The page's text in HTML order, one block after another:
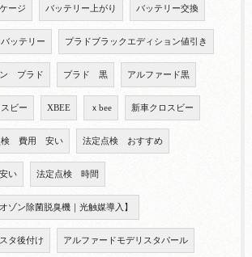
ージ バッテリー上がり バッテリー交換
バッテリー プラドブラックエディション値引き
ン プラド プラド 黒 アルファード黒
ビー XBEE ｘbee 新車クロスビー
検 費用 安い 法定点検 おすすめ
い 法定点検 時間
ゾン除菌脱臭機｜光触媒導入】
タ後付け アルファードモデリスタパール